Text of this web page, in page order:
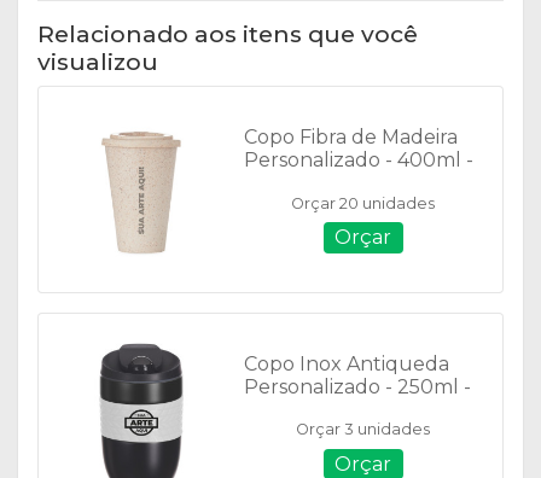
Relacionado aos itens que você
visualizou
Copo Fibra de Madeira
Personalizado - 400ml -
Orçar 20 unidades
Orçar
Copo Inox Antiqueda
Personalizado - 250ml -
Orçar 3 unidades
Orçar